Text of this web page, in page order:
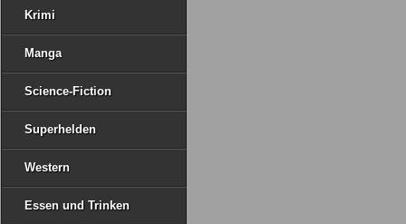
Krimi
Manga
Science-Fiction
Superhelden
Western
Essen und Trinken